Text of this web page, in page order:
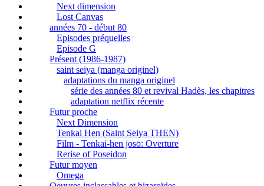
Next dimension
Lost Canvas
années 70 - début 80
Episodes préquelles
Episode G
Présent (1986-1987)
saint seiya (manga originel)
adaptations du manga originel
série des années 80 et revival Hadès, les chapitres
adaptation netflix récente
Futur proche
Next Dimension
Tenkai Hen (Saint Seiya THEN)
Film - Tenkai-hen josō: Overture
Rerise of Poseidon
Futur moyen
Omega